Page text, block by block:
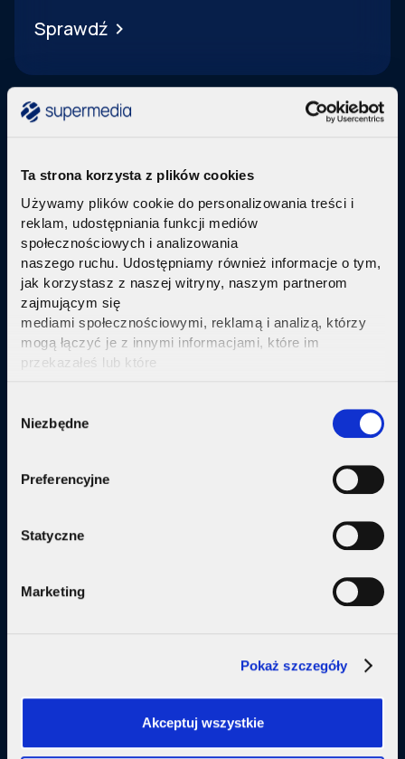
Ta strona korzysta z plików cookies
Używamy plików cookie do personalizowania treści i
reklam, udostępniania funkcji mediów
społecznościowych i analizowania
naszego ruchu. Udostępniamy również informacje o tym,
jak korzystasz z naszej witryny, naszym partnerom
zajmującym się
mediami społecznościowymi, reklamą i analizą, którzy
mogą łączyć je z innymi informacjami, które im
przekazałeś lub które
Selection
Niezbędne
Preferencyjne
Statyczne
Marketing
Pokaż szczegóły
Akceptuj wszystkie
Sprawdź
Telewizja Replay
Pakiety internetu z nowoczesną telewizją
technologi IPTV Replay TV.
Sprawdź
Internet + telewizja
Internet + plan komórkowy
Małe firmy
SupermediaGo